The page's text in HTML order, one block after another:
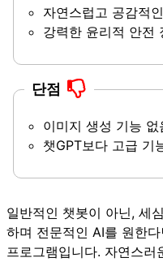
자연스럽고 공감적
강력한 윤리적 안전
단점
이미지 생성 기능 없
챗GPT보다 고급 기
일반적인 챗봇이 아닌, 세
하며 전문적인 AI를 원한
프로그램입니다. 자연스